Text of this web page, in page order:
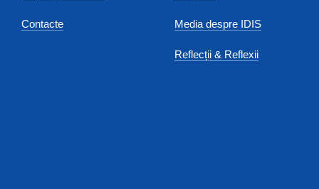
Contacte Media despre IDIS
Reflecții & Reflexii